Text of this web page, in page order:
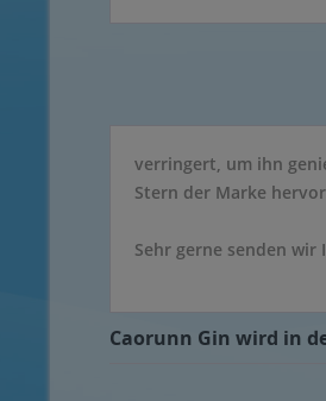
verringert, um ihn
Stern der Marke
Sehr gerne senden
Caorunn Gin wird in